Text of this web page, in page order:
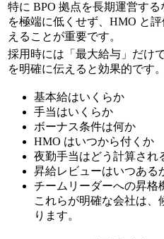
特に BPO 拠点を長期運営す
を極端に低くせず、HMO と
えることが重要です。
採用時には「最大給与」だけ
を明確に伝えると効果的です。
基本給はいくらか
手当はいくらか
ボーナス条件は何か
HMO はいつから付くか
夜勤手当はどう計算され
昇給レビューはいつある
チームリーダーへの昇格
これらが明確な会社は、
ります。